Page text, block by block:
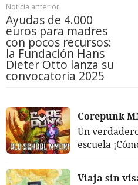
Noticia anterior:
Ayudas de 4.000
euros para madres
con pocos recursos:
la Fundación Hans
Dieter Otto lanza su
convocatoria 2025
Corepunk
Un
escuela
Viaja sin